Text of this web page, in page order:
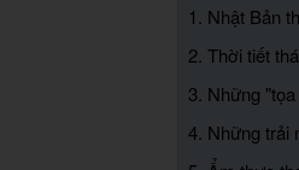
1. Nhật Bản
2. Thời tiết
3. Những
4. Những trải